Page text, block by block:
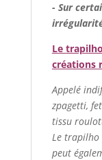
- Sur
Le
créations
Appelé
zpagetti,
tissu
Le trapilho
peut